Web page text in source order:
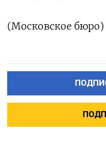
(Московское бюро)